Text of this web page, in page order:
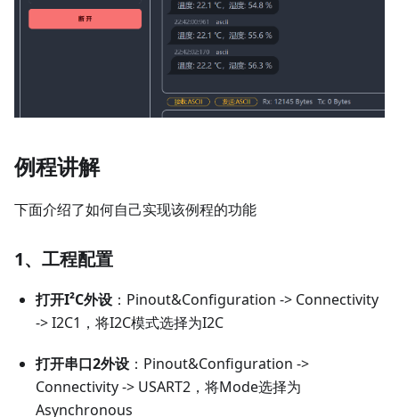
例程讲解
下面介绍了如何自己实现该例程的功能
1、工程配置
打开I²C外设 ：Pinout&Configuration -> Connectivity
-> I2C1，将I2C模式选择为I2C
打开串口2外设 ：Pinout&Configuration ->
Connectivity -> USART2，将Mode选择为
Asynchronous